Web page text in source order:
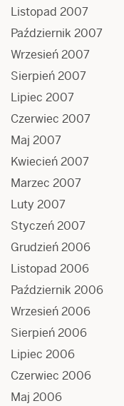
Listopad 2007
Październik 2007
Wrzesień 2007
Sierpień 2007
Lipiec 2007
Czerwiec 2007
Maj 2007
Kwiecień 2007
Marzec 2007
Luty 2007
Styczeń 2007
Grudzień 2006
Listopad 2006
Październik 2006
Wrzesień 2006
Sierpień 2006
Lipiec 2006
Czerwiec 2006
Maj 2006